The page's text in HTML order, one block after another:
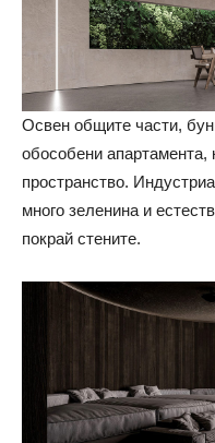
Освен общите части,
обособени апартамента,
пространство.
много зеленина и
покрай стените.